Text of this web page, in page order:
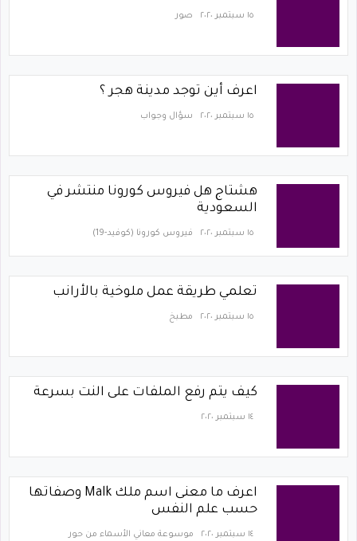
١٥ سبتمبر ٢٠٢٠ صور
اعرف أين توجد مدينة هجر ؟
١٥ سبتمبر ٢٠٢٠ سؤال وجواب
هشتاج هل فيروس كورونا منتشر في
السعودية
١٥ سبتمبر ٢٠٢٠ فيروس كورونا (كوفيد-19)‏
تعلمي طريقة عمل ملوخية بالأرانب
١٥ سبتمبر ٢٠٢٠ مطبخ
كيف يتم رفع الملفات على النت بسرعة
١٤ سبتمبر ٢٠٢٠
اعرف ما معنى اسم ملك Malk وصفاتها
حسب علم النفس
١٤ سبتمبر ٢٠٢٠ موسوعة معاني الأسماء من حور